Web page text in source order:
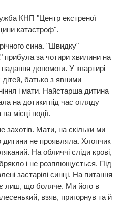
КНП "Центр екстреної
катастроф".
сина. "Швидку"
прибула за чотири хвилини на
допомоги. У квартирі
батько з явними
і мати. Найстарша дитина
на дотики під час огляду
місці події.
захотів. Мати, на скільки ми
дитини не проявляла. Хлопчик
На обличчі сліди крові,
і не розплющується. Під
застарілі синці. На питання
лиш, що боляче. Ми його в
взяв, пригорнув та й